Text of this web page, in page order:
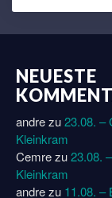
NEUESTE
andrezu23.08. –
Kleinkram
Cemrezu23.08.
Kleinkram
andrezu 11.08. –